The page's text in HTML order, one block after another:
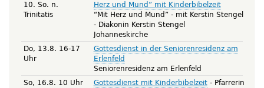
10. So. n.
Trinitatis
Herz und Mund” mit Kinderbibelzeit
“Mit Herz und Mund” - mit Kerstin Stengel
Diakonin Kerstin Stengel
Johanneskirche
Do, 13.8. 16-17
Uhr
Gottesdienst in der Seniorenresidenz am
Erlenfeld
Seniorenresidenz am Erlenfeld
So, 16.8. 10 Uhr
Gottesdienst mit Kinderbibelzeit
Pfarrerin